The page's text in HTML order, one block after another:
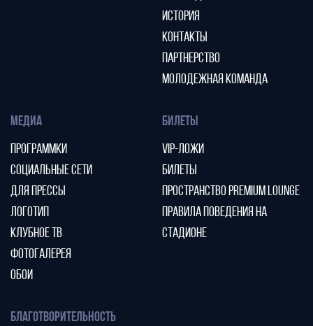
ИСТОРИЯ
КОНТАКТЫ
ПАРТНЕРСТВО
МОЛОДЕЖНАЯ КОМАНДА
МЕДИА
ПРОГРАММКИ
СОЦИАЛЬНЫЕ СЕТИ
ДЛЯ ПРЕССЫ
ЛОГОТИП
КЛУБНОЕ ТВ
ФОТОГАЛЕРЕЯ
ОБОИ
БИЛЕТЫ
VIP-ЛОЖИ
БИЛЕТЫ
ПРОСТРАНСТВО PREMIUM LOUNGE
ПРАВИЛА ПОВЕДЕНИЯ НА
СТАДИОНЕ
БЛАГОТВОРИТЕЛЬНОСТЬ